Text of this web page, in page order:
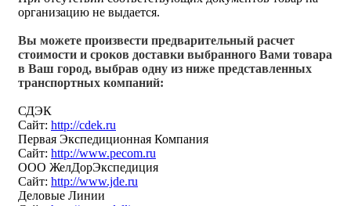
организацию не выдается.
Вы можете произвести предварительный расчет
стоимости и сроков доставки выбранного Вами товара
в Ваш город, выбрав одну из ниже представленных
транспортных компаний:
СДЭК
Сайт: http://cdek.ru
Первая Экспедиционная Компания
Сайт: http://www.pecom.ru
ООО ЖелДорЭкспедиция
Сайт: http://www.jde.ru
Деловые Линии